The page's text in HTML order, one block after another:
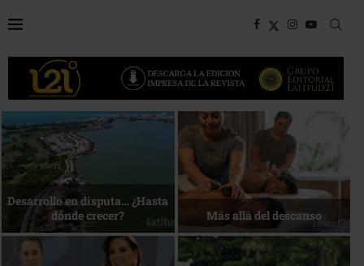
Bottega, un viaje servido a la
mesa
Energía que Impulsa la
competitividad